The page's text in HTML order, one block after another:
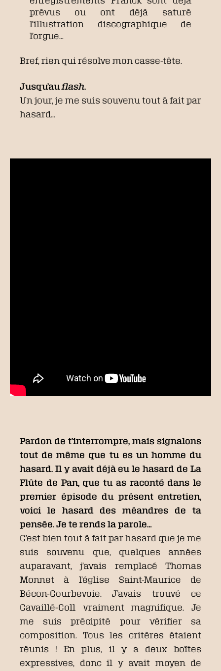
prévus ou ont déjà saturé
l’illustration discographique de
l’orgue…
Bref, rien qui résolve mon casse-tête.
Jusqu’auflash.
Un jour, je me suis souvenu tout à fait par
hasard…
Pardon de t’interrompre, mais signalons
tout de même que tu es un homme du
hasard. Il y avait déjà eu le hasard de La
Flûte de Pan, que tu as raconté dans le
premier épisode du présent entretien,
voici le hasard des méandres de ta
pensée. Je te rends la parole…
C’est bien tout à fait par hasard que je me
suis souvenu que, quelques années
auparavant, j’avais remplacé Thomas
Monnet à l’église Saint-Maurice de
Bécon-Courbevoie. J’avais trouvé ce
Cavaillé-Coll vraiment magnifique. Je
me suis précipité pour vérifier sa
composition. Tous les critères étaient
réunis ! En plus, il y a deux boîtes
expressives, donc il y avait moyen de